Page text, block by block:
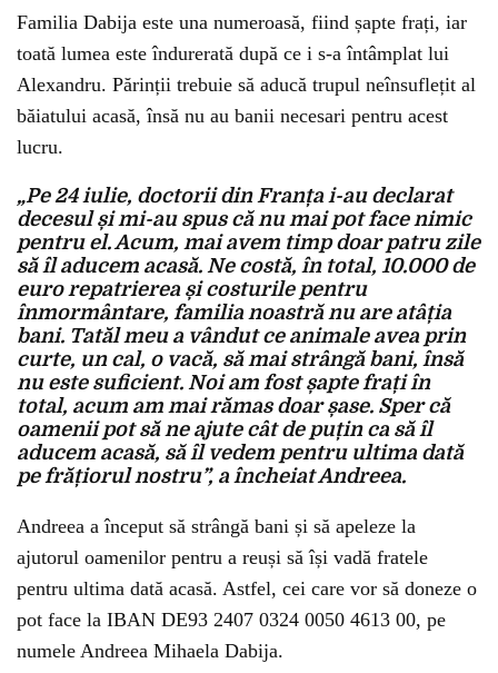
Familia Dabija este una numeroasă, fiind șapte frați, iar
toată lumea este îndurerată după ce i s-a întâmplat lui
Alexandru. Părinții trebuie să aducă trupul neînsuflețit al
băiatului acasă, însă nu au banii necesari pentru acest
lucru.
„Pe 24 iulie, doctorii din Franța i-au declarat
decesul și mi-au spus că nu mai pot face nimic
pentru el. Acum, mai avem timp doar patru zile
să îl aducem acasă. Ne costă, în total, 10.000 de
euro repatrierea și costurile pentru
înmormântare, familia noastră nu are atâția
bani. Tatăl meu a vândut ce animale avea prin
curte, un cal, o vacă, să mai strângă bani, însă
nu este suficient. Noi am fost șapte frați în
total, acum am mai rămas doar șase. Sper că
oamenii pot să ne ajute cât de puțin ca să îl
aducem acasă, să îl vedem pentru ultima dată
pe frățiorul nostru”, a încheiat Andreea.
Andreea a început să strângă bani și să apeleze la
ajutorul oamenilor pentru a reuși să își vadă fratele
pentru ultima dată acasă. Astfel, cei care vor să doneze o
pot face la IBAN DE93 2407 0324 0050 4613 00, pe
numele Andreea Mihaela Dabija.